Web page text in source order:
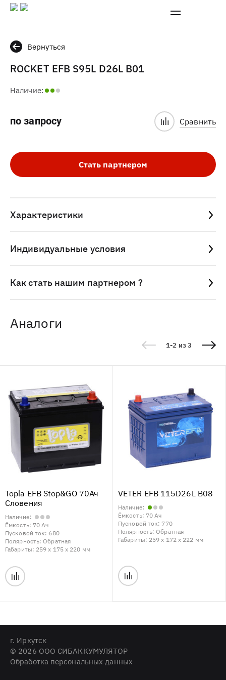
Вернуться
ROCKET EFB S95L D26L B01
Наличие:
по запросу Сравнить
Стать партнером
Характеристики
Индивидуальные условия
Как стать нашим партнером ?
Аналоги
1-2 из 3
Topla EFB Stop&GO 70Ач
Словения
Наличие:
Ёмкость: 70 Ач
Пусковой ток: 680
Полярность:Обратная
Габариты: 259 x 175 x 220 мм
VETER EFB 115D26L B08
Наличие:
Ёмкость: 70 Ач
Пусковой ток: 770
Полярность:Обратная
Габариты: 259 x 172 x 222 мм
г. Иркутск
© 2026 ООО СИБАККУМУЛЯТОР
Обработка персональных данных